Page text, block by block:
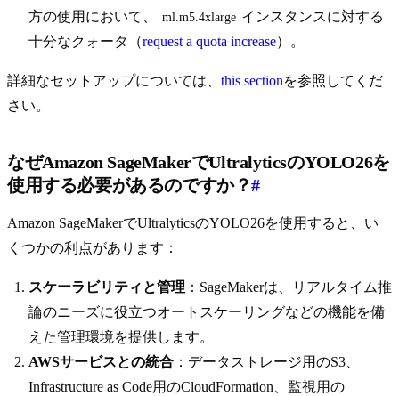
方の使用において、
ml.m5.4xlarge インスタンスに対する
十分なクォータ（request a quota increase）。
詳細なセットアップについては、 this sectionを参照してくだ
さい。
なぜAmazon SageMakerでUltralyticsのYOLO26を
使用する必要があるのですか？#
Amazon SageMakerでUltralyticsのYOLO26を使用すると、い
くつかの利点があります：
スケーラビリティと管理 ：SageMakerは、リアルタイム推
論のニーズに役立つオートスケーリングなどの機能を備
えた管理環境を提供します。
AWSサービスとの統合 ：データストレージ用のS3、
Infrastructure as Code用のCloudFormation、監視用の